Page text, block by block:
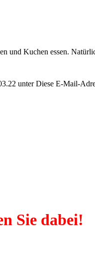
und Kuchen essen.
unterDiese E-Mail-
Sie dabei!